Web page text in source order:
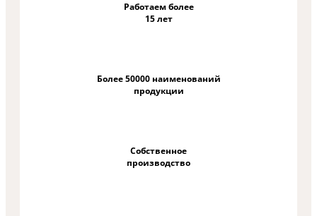
Работаем более
15 лет
Более 50000 наименований
продукции
Собственное
производство